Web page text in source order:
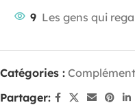
9 Les gens qui
Catégories :
Partager: